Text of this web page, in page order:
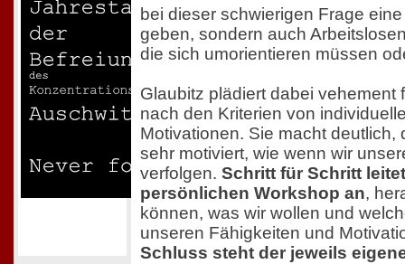
bei dieser schwierigen Frage
geben, sondern auch
die sich umorientieren müssen
Glaubitz plädiert dabei vehement
nach den Kriterien von
Motivationen. Sie macht deutlich,
sehr motiviert, wie wenn wir
verfolgen. Schritt für Schritt
persönlichen Workshop an,
können, was wir wollen und
unseren Fähigkeiten und
Schluss steht der jeweils